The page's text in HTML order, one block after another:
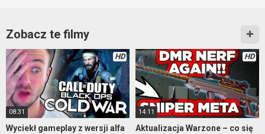
Zobacz te filmy
HD
08:31
Wyciekł gameplay z wersji alfa
HD
14:11
Aktualizacja Warzone – co się